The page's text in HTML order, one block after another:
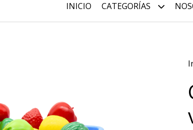
INICIO CATEGORÍAS